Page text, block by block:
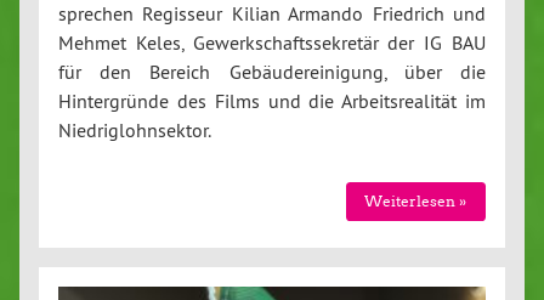
sprechen Regisseur Kilian Armando Friedrich und
Mehmet Keles, Gewerkschaftssekretär der IG BAU
für den Bereich Gebäudereinigung, über die
Hintergründe des Films und die Arbeitsrealität im
Niedriglohnsektor.
Weiterlesen »